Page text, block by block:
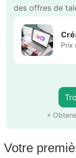
des offres de
Prix
⚡
Votre